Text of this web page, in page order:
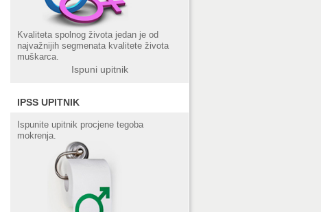
Kvaliteta spolnog života jedan je od
najvažnijih segmenata kvalitete života
muškarca.
Ispuni upitnik
IPSS UPITNIK
Ispunite upitnik procjene tegoba
mokrenja.